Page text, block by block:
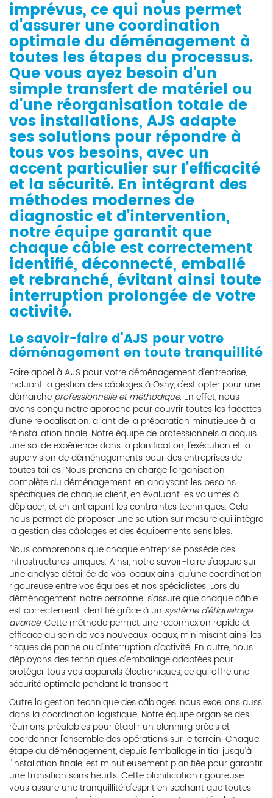
imprévus, ce qui nous permet
d'assurer une coordination
optimale du déménagement à
toutes les étapes du processus.
Que vous ayez besoin d'un
simple transfert de matériel ou
d'une réorganisation totale de
vos installations, AJS adapte
ses solutions pour répondre à
tous vos besoins, avec un
accent particulier sur l'efficacité
et la sécurité. En intégrant des
méthodes modernes de
diagnostic et d'intervention,
notre équipe garantit que
chaque câble est correctement
identifié, déconnecté, emballé
et rebranché, évitant ainsi toute
interruption prolongée de votre
activité.
Le savoir-faire d'AJS pour votre
déménagement en toute tranquillité
Faire appel à AJS pour votre déménagement d'entreprise,
incluant la gestion des câblages à Osny, c'est opter pour une
démarcheprofessionnelle et méthodique. En effet, nous
avons conçu notre approche pour couvrir toutes les facettes
d'une relocalisation, allant de la préparation minutieuse à la
réinstallation finale. Notre équipe de professionnels a acquis
une solide expérience dans la planification, l'exécution et la
supervision de déménagements pour des entreprises de
toutes tailles. Nous prenons en charge l'organisation
complète du déménagement, en analysant les besoins
spécifiques de chaque client, en évaluant les volumes à
déplacer, et en anticipant les contraintes techniques. Cela
nous permet de proposer une solution sur mesure qui intègre
la gestion des câblages et des équipements sensibles.
Nous comprenons que chaque entreprise possède des
infrastructures uniques. Ainsi, notre savoir-faire s'appuie sur
une analyse détaillée de vos locaux ainsi qu'une coordination
rigoureuse entre vos équipes et nos spécialistes. Lors du
déménagement, notre personnel s'assure que chaque câble
est correctement identifié grâce à un système d'étiquetage
avancé. Cette méthode permet une reconnexion rapide et
efficace au sein de vos nouveaux locaux, minimisant ainsi les
risques de panne ou d'interruption d'activité. En outre, nous
déployons des techniques d'emballage adaptées pour
protéger tous vos appareils électroniques, ce qui offre une
sécurité optimale pendant le transport.
Outre la gestion technique des câblages, nous excellons aussi
dans la coordination logistique. Notre équipe organise des
réunions préalables pour établir un planning précis et
coordonner l'ensemble des opérations sur le terrain. Chaque
étape du déménagement, depuis l'emballage initial jusqu'à
l'installation finale, est minutieusement planifiée pour garantir
une transition sans heurts. Cette planification rigoureuse
vous assure une tranquillité d'esprit en sachant que toutes